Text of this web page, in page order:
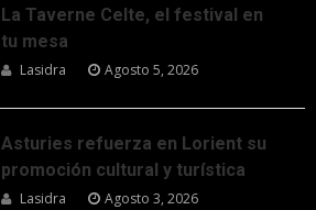
La Taverne Celte, el festival en
tu mesa
Lasidra Agosto 5, 2026
Asturies refuerza en Lorient su
promoción cultural y turística
Lasidra Agosto 3, 2026